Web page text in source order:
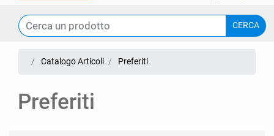
Catalogo Articoli Preferiti
Preferiti